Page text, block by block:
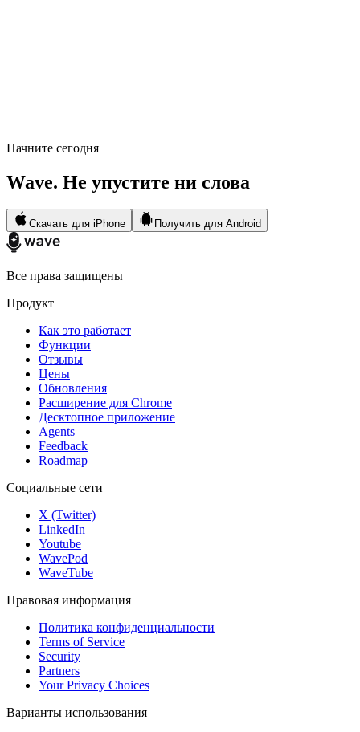
Начните сегодня
Wave. Не упустите ни слова
Скачать для iPhone Получить для Android
Все права защищены
Продукт
Как это работает
Функции
Отзывы
Цены
Обновления
Расширение для Chrome
Десктопное приложение
Agents
Feedback
Roadmap
Социальные сети
X (Twitter)
LinkedIn
Youtube
WavePod
WaveTube
Правовая информация
Политика конфиденциальности
Terms of Service
Security
Partners
Your Privacy Choices
Варианты использования